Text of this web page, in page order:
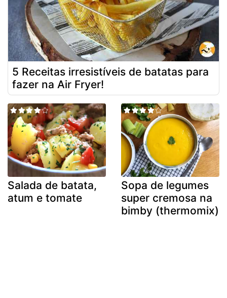
5 Receitas irresistíveis de batatas para
fazer na Air Fryer!
Salada de batata,
atum e tomate
Sopa de legumes
super cremosa na
bimby (thermomix)